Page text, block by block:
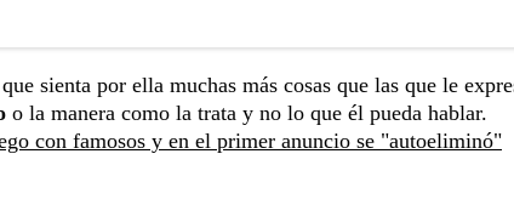
sienta por ella muchas más cosas que las que le
o la manera como la trata y no lo que él pueda hablar.
con famosos y en el primer anuncio se "autoeliminó"